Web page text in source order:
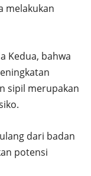
melakukan
Kedua, bahwa
sipil merupakan
dari badan
potensi